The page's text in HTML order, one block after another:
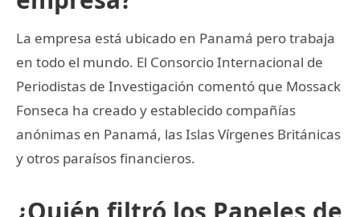
La empresa está ubicado en Panamá pero trabaja
en todo el mundo. El Consorcio Internacional de
Periodistas de Investigación comentó que Mossack
Fonseca ha creado y establecido compañías
anónimas en Panamá, las Islas Vírgenes Británicas
y otros paraísos financieros.